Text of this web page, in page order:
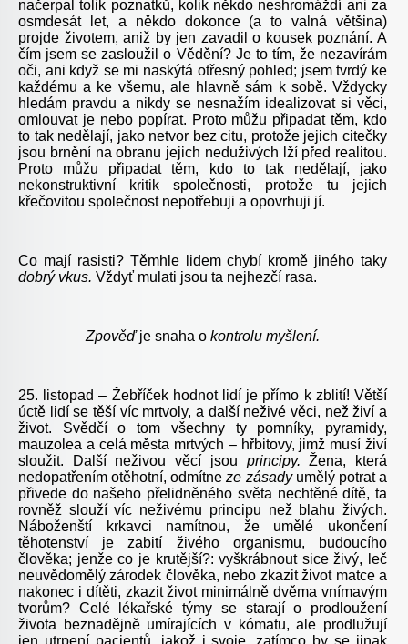
načerpal tolik poznatků, kolik někdo neshromáždí ani za
osmdesát let, a někdo dokonce (a to valná většina)
projde životem, aniž by jen zavadil o kousek poznání. A
čím jsem se zasloužil o Vědění? Je to tím, že nezavírám
oči, ani když se mi naskýtá otřesný pohled; jsem tvrdý ke
každému a ke všemu, ale hlavně sám k sobě. Vždycky
hledám pravdu a nikdy se nesnažím idealizovat si věci,
omlouvat je nebo popírat. Proto můžu připadat těm, kdo
to tak nedělají, jako netvor bez citu, protože jejich citečky
jsou brnění na obranu jejich neduživých lží před realitou.
Proto můžu připadat těm, kdo to tak nedělají, jako
nekonstruktivní kritik společnosti, protože tu jejich
křečovitou společnost nepotřebuji a opovrhuji jí.
Co mají rasisti? Těmhle lidem chybí kromě jiného taky
dobrý vkus. Vždyť mulati jsou ta nejhezčí rasa.
Zpověďje snaha o kontrolu myšlení.
25. listopad – Žebříček hodnot lidí je přímo k zblití! Větší
úctě lidí se těší víc mrtvoly, a další neživé věci, než živí a
život. Svědčí o tom všechny ty pomníky, pyramidy,
mauzolea a celá města mrtvých – hřbitovy, jimž musí živí
sloužit. Další neživou věcí jsou principy. Žena, která
nedopatřením otěhotní, odmítne ze zásadyumělý potrat a
přivede do našeho přelidněného světa nechtěné dítě, ta
rovněž slouží víc neživému principu než blahu živých.
Náboženští krkavci namítnou, že umělé ukončení
těhotenství je zabití živého organismu, budoucího
člověka; jenže co je krutější?: vyškrábnout sice živý, leč
neuvědomělý zárodek člověka, nebo zkazit život matce a
nakonec i dítěti, zkazit život minimálně dvěma vnímavým
tvorům? Celé lékařské týmy se starají o prodloužení
života beznadějně umírajících v kómatu, ale prodlužují
jen utrpení pacientů, jakož i svoje, zatímco by se jinak